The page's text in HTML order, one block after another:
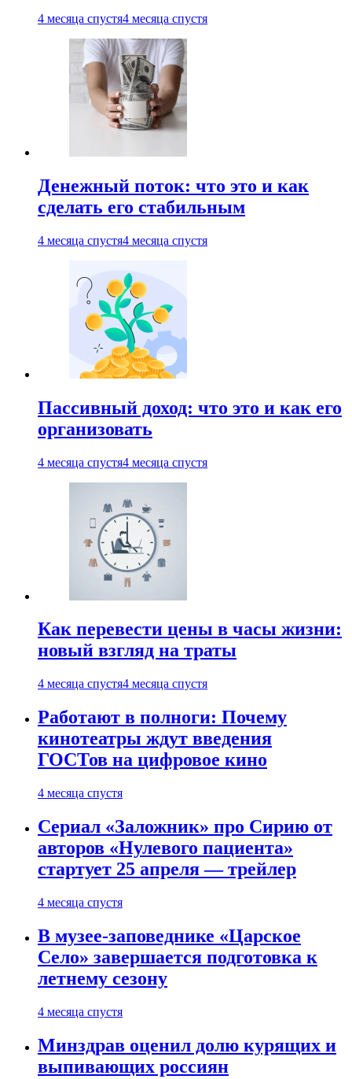
4 месяца спустя4 месяца спустя
Денежный поток: что это и как
сделать его стабильным
4 месяца спустя4 месяца спустя
Пассивный доход: что это и как его
организовать
4 месяца спустя4 месяца спустя
Как перевести цены в часы жизни:
новый взгляд на траты
4 месяца спустя4 месяца спустя
Работают в полноги: Почему
кинотеатры ждут введения
ГОСТов на цифровое кино
4 месяца спустя
Сериал «Заложник» про Сирию от
авторов «Нулевого пациента»
стартует 25 апреля — трейлер
4 месяца спустя
В музее-заповеднике «Царское
Село» завершается подготовка к
летнему сезону
4 месяца спустя
Минздрав оценил долю курящих и
выпивающих россиян